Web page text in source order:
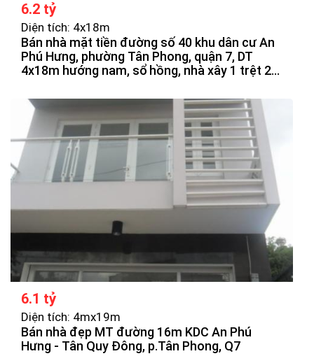
6.2 tỷ
Diện tích: 4x18m
Bán nhà mặt tiền đường số 40 khu dân cư An
Phú Hưng, phường Tân Phong, quận 7, DT
4x18m hướng nam, sổ hồng, nhà xây 1 trệt 2
sông, giá bán 6tỷ2 thương lượng.
6.1 tỷ
Diện tích: 4mx19m
Bán nhà đẹp MT đường 16m KDC An Phú
Hưng - Tân Quy Đông, p.Tân Phong, Q7